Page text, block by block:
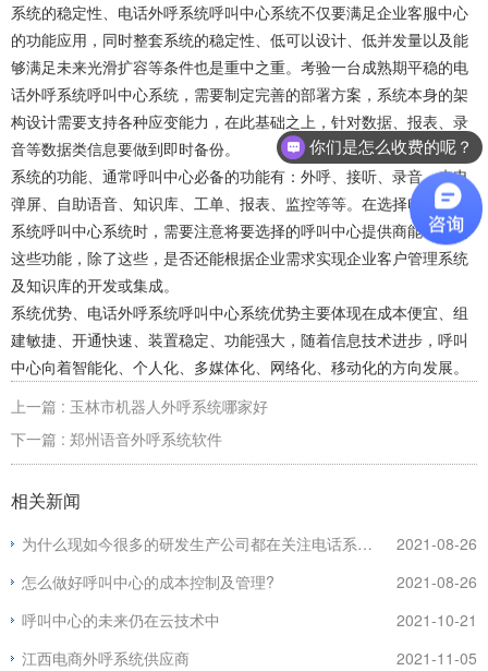
系统的稳定性、电话外呼系统呼叫中心系统不仅要满足企业客服中心
的功能应用，同时整套系统的稳定性、低可以设计、低并发量以及能
够满足未来光滑扩容等条件也是重中之重。考验一台成熟期平稳的电
话外呼系统呼叫中心系统，需要制定完善的部署方案，系统本身的架
构设计需要支持各种应变能力，在此基础之上，针对数据、报表、录
音等数据类信息要做到即时备份。
系统的功能、通常呼叫中心必备的功能有：外呼、接听、录音、来电
弹屏、自助语音、知识库、工单、报表、监控等等。在选择电话外呼
系统呼叫中心系统时，需要注意将要选择的呼叫中心提供商能否做到
这些功能，除了这些，是否还能根据企业需求实现企业客户管理系统
及知识库的开发或集成。
系统优势、电话外呼系统呼叫中心系统优势主要体现在成本便宜、组
建敏捷、开通快速、装置稳定、功能强大，随着信息技术进步，呼叫
中心向着智能化、个人化、多媒体化、网络化、移动化的方向发展。
上一篇 : 玉林市机器人外呼系统哪家好
下一篇 : 郑州语音外呼系统软件
相关新闻
2021-08-26
为什么现如今很多的研发生产公司都在关注电话系统的作用？
2021-08-26
怎么做好呼叫中心的成本控制及管理?
2021-10-21
呼叫中心的未来仍在云技术中
2021-11-05
江西电商外呼系统供应商
你们是怎么收费的呢？